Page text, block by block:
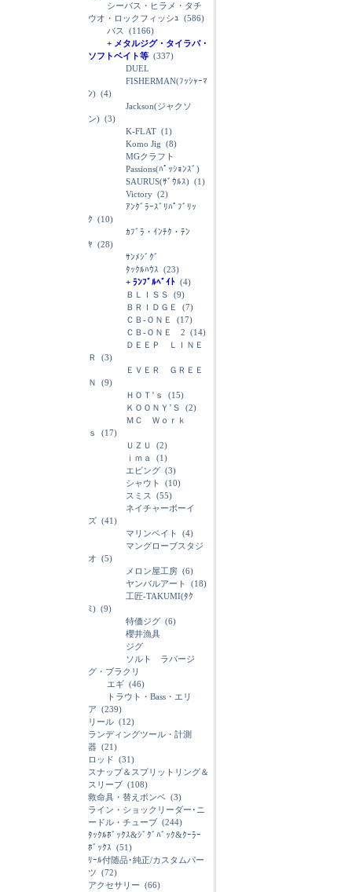
シーバス・ヒラメ・タチ
ウオ・ロックフィッシｭ (586)
バス
(1166)
+ メタルジグ・タイラバ・
ソフトベイト等 (337)
DUEL
FISHERMAN(ﾌｯｼｬｰﾏ
ﾝ) (4)
Jackson(ジャクソ
ン) (3)
K-FLAT (1)
Komo Jig (8)
MGクラフト
Passions(ﾊﾟｯｼｮﾝｽﾞ)
SAURUS(ｻﾞｳﾙｽ) (1)
Victory (2)
ｱﾝｸﾞﾗｰｽﾞﾘﾊﾟﾌﾞﾘｯ
ｸ (10)
ｶﾌﾞﾗ・ｲﾝﾁｸ・ﾃﾝ
ﾔ (28)
ｻﾝﾒｼﾞｸﾞ
ﾀｯｸﾙﾊｳｽ (23)
+ ﾗﾝﾌﾞﾙﾍﾞｲﾄ (4)
ＢＬＩＳＳ
(9)
ＢＲＩＤＧＥ
(7)
ＣＢ-ＯＮＥ
(17)
ＣＢ-ＯＮＥ 2 (14)
ＤＥＥＰ ＬＩＮＥ
Ｒ
(3)
ＥＶＥＲ ＧＲＥＥ
Ｎ
(9)
ＨＯＴ’ｓ
(15)
ＫＯＯＮＹ’Ｓ
(2)
ＭＣ Ｗｏｒｋ
ｓ
(17)
ＵＺＵ
(2)
ｉｍａ
(1)
エビング (3)
シャウト
(10)
スミス
(55)
ネイチャーボーイ
ズ (41)
マリンベイト
(4)
マングローブスタジ
オ (5)
メロン屋工房 (6)
ヤンバルアート
(18)
工匠-TAKUMI(ﾀｸ
ﾐ) (9)
特価ジグ (6)
櫻井漁具
ジグ
ソルト ラバージ
グ・ブラクリ
エギ (46)
トラウト・Bass・エリ
ア (239)
リール (12)
ランディングツール・計測
器 (21)
ロッド (31)
スナップ＆スプリットリング＆
スリーブ (108)
救命具・替えボンベ (3)
ライン・ショックリーダー･ニ
ードル・チューブ (244)
ﾀｯｸﾙﾎﾞｯｸｽ&ｼﾞｸﾞﾊﾞｯｸ&ｸｰﾗｰ
ﾎﾞｯｸｽ (51)
ﾘｰﾙ付随品･純正/カスタムパー
ツ (72)
アクセサリー (66)